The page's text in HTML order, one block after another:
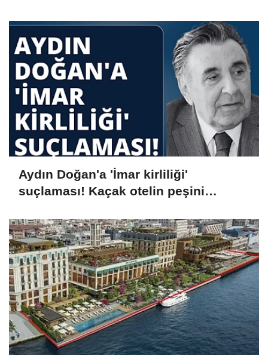
Aydın Doğan'a 'İmar kirliliği'
suçlaması! Kaçak otelin peşini